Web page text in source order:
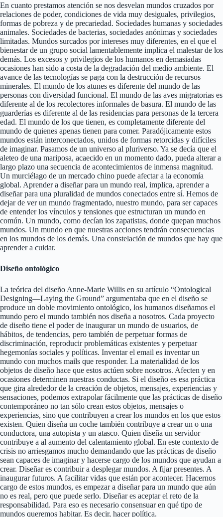
En cuanto prestamos atención se nos desvelan mundos cruzados por
relaciones de poder, condiciones de vida muy desiguales, privilegios,
formas de pobreza y de precariedad. Sociedades humanas y sociedades
animales. Sociedades de bacterias, sociedades anónimas y sociedades
limitadas. Mundos surcados por intereses muy diferentes, en el que el
bienestar de un grupo social lamentablemente implica el malestar de los
demás. Los excesos y privilegios de los humanos en demasiadas
ocasiones han sido a costa de la degradación del medio ambiente. El
avance de las tecnologías se paga con la destrucción de recursos
minerales. El mundo de los atunes es diferente del mundo de las
personas con diversidad funcional. El mundo de las aves migratorias es
diferente al de los recolectores informales de basura. El mundo de las
guarderías es diferente al de las residencias para personas de la tercera
edad. El mundo de los que tienen, es completamente diferente del
mundo de quienes apenas tienen para comer. Paradójicamente estos
mundos están interconectados, unidos de formas retorcidas y difíciles
de imaginar. Pasamos de un universo al pluriverso. Ya se decía que el
aleteo de una mariposa, acaecido en un momento dado, pueda alterar a
largo plazo una secuencia de acontecimientos de inmensa magnitud.
Un murciélago de un mercado chino puede afectar a la economía
global. Aprender a diseñar para un mundo real, implica, aprender a
diseñar para una pluralidad de mundos conectados entre sí. Hemos de
dejar de ver un mundo fragmentado, nuestro mundo, para ser capaces
de entender los vínculos y tensiones que estructuran un mundo en
común. Un mundo, como decían los zapatistas, donde quepan muchos
mundos. Un mundo en que nuestras acciones tendrán consecuencias
en los mundos de los demás. Una constelación de mundos que hay que
aprender a cuidar.
Diseño ontológico
La teórica del diseño Anne-Marie Willis en su artículo “Ontological
Designing—­Laying the Ground” argumentaba que en el diseño se
produce un doble movimiento ontológico, los humanos diseñamos el
mundo pero el mundo también nos diseña a nosotros. Cada proyecto
de diseño tiene el poder de inaugurar un mundo de usuarios, de
hábitos, de tendencias, pero también de perpetuar formas de
discriminación, reproducir problemáticas existentes y perpetuar
hegemonías sociales y políticas. Inventar el email es inventar un
mundo con muchos mails que responder. La materialidad de los
objetos de diseño hace que estos actúen sobre nosotros. Afecten y en
ocasiones determinen nuestras conductas. Si el diseño es esa práctica
que gira alrededor de la creación de objetos, mensajes, experiencias y
sensaciones, podemos extrapolar fácilmente que las prácticas de diseño
contemporáneo no tan sólo crean estos objetos, mensajes o
experiencias, sino que contribuyen a crear los mundos en los que estos
existen. Quien diseña un coche también contribuye a crear un o una
conductora, una autopista y un atasco. Quien diseña un servidor
contribuye a al aumento del calentamiento global. En este contexto de
crisis no arriesgamos mucho demandando que las prácticas de diseño
sean capaces de imaginar y hacerse cargo de los mundos que ayudan a
crear. Diseñar es contribuir a desplegar mundos. A fijar presentes. A
inaugurar futuros. A facilitar vidas que están por acontecer. Hacernos
cargo de estos mundos, es empezar a diseñar para un mundo que aún
no es real, pero que puede serlo. Diseñar es aceptar el reto de la
responsabilidad. Para eso es necesario consensuar en qué tipo de
mundos queremos habitar. Es decir, hacer política.